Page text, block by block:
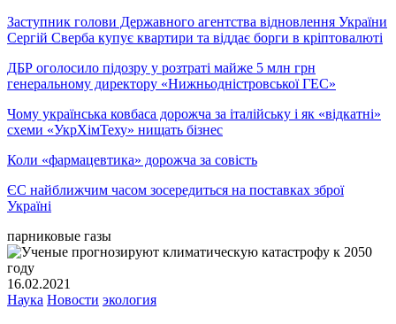
Заступник голови Державного агентства відновлення України
Сергій Сверба купує квартири та віддає борги в кріптовалюті
ДБР оголосило підозру у розтраті майже 5 млн грн
генеральному директору «Нижньодністровської ГЕС»
Чому українська ковбаса дорожча за італійську і як «відкатні»
схеми «УкрХімТеху» нищать бізнес
Коли «фармацевтика» дорожча за совість
ЄС найближчим часом зосередиться на поставках зброї
Україні
парниковые газы
16.02.2021
Наука Новости экология